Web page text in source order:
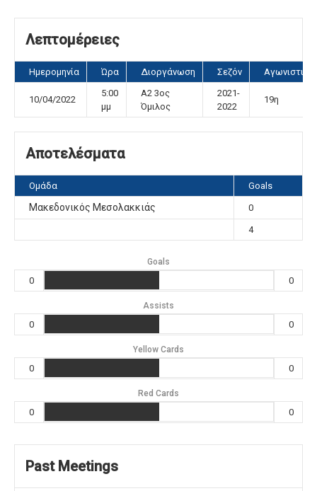
Λεπτομέρειες
Ημερομηνία Ώρα Διοργάνωση Σεζόν Αγωνιστική
10/04/2022
5:00
μμ
Α2 3ος
Όμιλος
2021-
2022
19η
Αποτελέσματα
Ομάδα Goals
Μακεδονικός Μεσολακκιάς 0
4
Goals
0 0
Assists
0 0
Yellow Cards
0 0
Red Cards
0 0
Past Meetings